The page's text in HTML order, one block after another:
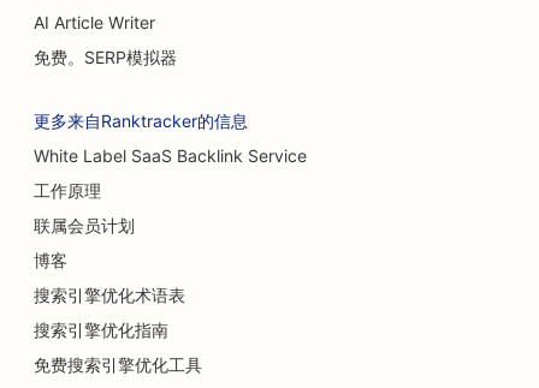
AI Article Writer
免费。SERP模拟器
更多来自Ranktracker的信息
White Label SaaS Backlink Service
工作原理
联属会员计划
博客
搜索引擎优化术语表
搜索引擎优化指南
免费搜索引擎优化工具